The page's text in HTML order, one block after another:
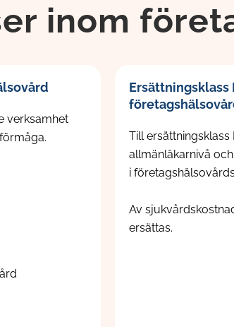
inom
verksamhet
Ersättningsklass
Till
allmänläkarnivå
i
Av
ersättas.